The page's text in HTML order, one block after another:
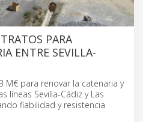
PARA
ENTRE SEVILLA-
M€ para renovar la catenaria y
líneas Sevilla-Cádiz y Las
fiabilidad y resistencia